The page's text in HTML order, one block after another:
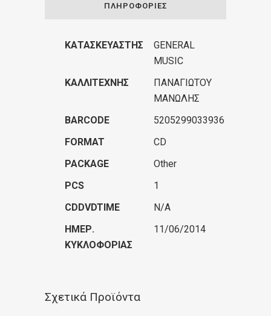
ΠΛΗΡΟΦΟΡΊΕΣ
ΚΑΤΑΣΚΕΥΑΣΤΉΣ
GENERAL
MUSIC
ΚΑΛΛΙΤΈΧΝΗΣ
ΠΑΝΑΓΙΩΤΟΥ
ΜΑΝΩΛΗΣ
BARCODE
5205299033936
FORMAT
CD
PACKAGE
Other
PCS
1
CDDVDTIME
N/A
ΗΜΕΡ.
ΚΥΚΛΟΦΟΡΊΑΣ
11/06/2014
Σχετικά Προϊόντα